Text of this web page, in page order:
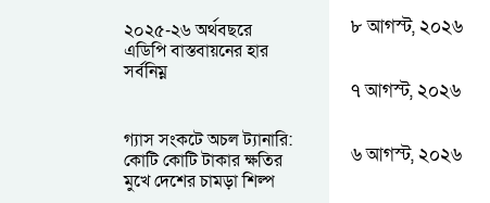
২০২৫-২৬ অর্থবছরে
এডিপি বাস্তবায়নের হার
সর্বনিম্ন
গ্যাস সংকটে অচল ট্যানারি:
কোটি কোটি টাকার ক্ষতির
মুখে দেশের চামড়া শিল্প
৮ আগস্ট, ২০২৬
৭ আগস্ট, ২০২৬
৬ আগস্ট, ২০২৬